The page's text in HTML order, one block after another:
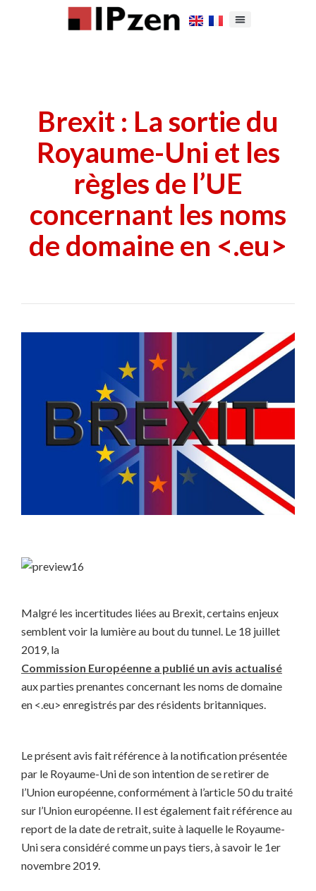
Brexit : La sortie du
Royaume-Uni et les
règles de l’UE
concernant les noms
de domaine en <.eu>
Malgré les incertitudes liées au Brexit, certains enjeux
semblent voir la lumière au bout du tunnel. Le 18 juillet
2019, la
Commission Européenne a publié un avis actualisé
aux parties prenantes concernant les noms de domaine
en <.eu> enregistrés par des résidents britanniques.
Le présent avis fait référence à la notification présentée
par le Royaume-Uni de son intention de se retirer de
l’Union européenne, conformément à l’article 50 du traité
sur l’Union européenne. Il est également fait référence au
report de la date de retrait, suite à laquelle le Royaume-
Uni sera considéré comme un pays tiers, à savoir le 1er
novembre 2019.